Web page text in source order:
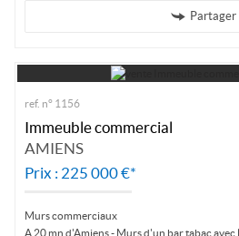
Partager
ref. n° 1156
Immeuble commercial
AMIENS
Prix : 225 000 €*
Murs commerciaux
A 20 mn d'Amiens - Murs d'un bar tabac